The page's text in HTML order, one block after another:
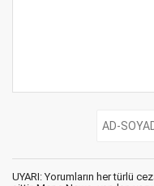
UYARI: Yorumların her türlü